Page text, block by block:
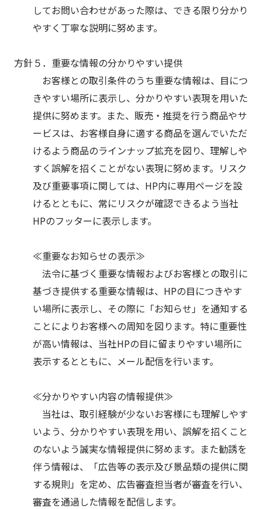
してお問い合わせがあった際は、できる限り分かり
やすく丁寧な説明に努めます。
方針５．重要な情報の分かりやすい提供
お客様との取引条件のうち重要な情報は、目につ
きやすい場所に表示し、分かりやすい表現を用いた
提供に努めます。また、販売・推奨を行う商品やサ
ービスは、お客様自身に適する商品を選んでいただ
けるよう商品のラインナップ拡充を図り、理解しや
すく誤解を招くことがない表現に努めます。リスク
及び重要事項に関しては、HP内に専用ページを設
けるとともに、常にリスクが確認できるよう当社
HPのフッターに表示します。
≪重要なお知らせの表示≫
法令に基づく重要な情報およびお客様との取引に
基づき提供する重要な情報は、HPの目につきやす
い場所に表示し、その際に「お知らせ」を通知する
ことによりお客様への周知を図ります。特に重要性
が高い情報は、当社HPの目に留まりやすい場所に
表示するとともに、メール配信を行います。
≪分かりやすい内容の情報提供≫
当社は、取引経験が少ないお客様にも理解しやす
いよう、分かりやすい表現を用い、誤解を招くこと
のないよう誠実な情報提供に努めます。また勧誘を
伴う情報は、「広告等の表示及び景品類の提供に関
する規則」を定め、広告審査担当者が審査を行い、
審査を通過した情報を配信します。